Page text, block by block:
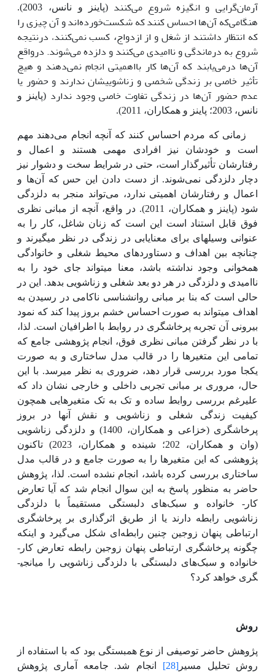
آرمان‌گرایی و انگیزه شروع می‌کنند (پاینز و نانس، 2003).
هنگامی‌که آن‌ها احساس کنند که شکست‌خورده‌اند و آن چیزی را
که انتظار داشتند از شغل و از ازدواج، کسب نمی‌کنند، درنتیجه
شروع به درماندگی و ناامیدی می‌کنند و دلزده می‌شوند. درواقع
آن‌ها درمی‌یابند که آن‌ها کار بااهمیتی انجام نمی‌دهند و هیچ
تأثیر خاصی بر زندگی شخصی و زناشویی­شان ندارند و حضور یا
عدم حضور آن‌ها در زندگی تفاوت خاصی وجود ندارد (پاینز و
نانس، 2003؛ پاینز و همکاران، 2011).
زمانی که مردم احساس کنند که آنچه انجام می‌دهند مهم
است
و خودشان نیز افرادی مهمی هستند و اعمال و
رفتارشان تأثیرگذار است، حتی در شرایط سخت و دشوار نیز
دچار دلزدگی نمی‌شوند. از دست دادن این حس که آن‌ها و
اعمال و رفتارشان اهمیتی ندارد، می‌تواند منجر به دلزدگی
شود (پاینز و همکاران، 2011).
در واقع، آنچه از مبانی نظری
فوق قابل استناد است این است که زنان شاغل، کار را به
عنوانی وسیله­ای برای معنایابی در زندگی در نظر می­گیرند و
چنانچه بین اهداف و دستاوردهای محیط شغلی و خانوادگی
همخوانی وجود نداشته باشد، معنا می­تواند جای خود را به
ناامیدی و دلزدگی در هر دو بعد شغلی و زناشویی بدهد. این در
حالی است که بنا بر مبانی روانشناسی ناکامی در رسیدن به
اهداف می­تواند به صورت احساس خشم بروز پیدا کند که نمود
بیرونی آن تجربه پرخاشگری در روابط با اطرافیان است. لذا،
با در نظر گرفتن مبانی نظری فوق، انجام پژوهشی جامع که
تمامی این متغیرها را در قالب مدل ساختاری و به صورت
یکجا مورد بررسی قرار دهد، ضروری به نظر می­رسد. با این
حال، مروری بر مبانی تجربی داخلی و خارجی نشان داد که
علی­رغم بررسی روابط ساده و تک به تک متغیرهایی همچون
کیفیت زندگی شغلی و زناشویی و نقش آنها در بروز
پرخاشگری (خزاعی و همکاران، 1400) و دلزدگی زناشویی
(وان و همکاران، 202؛ شینده و همکاران، 2023) تاکنون
پژوهشی که این متغیرها را به صورت جامع و در قالب مدل
ساختاری بررسی کرده باشد، انجام نشده است. لذا، پژوهش
حاضر به منظور پاسخ به این سوال انجام شد که آیا تعارض
کار- خانواده و سبک‌های دلبستگی مستقیماً با دلزدگی
زناشویی رابطه دارند یا از طریق اثرگذاری بر پرخاشگری
ارتباطی پنهان زوجین چنین رابطه‌ای شکل می‌گیرد و اینکه
چگونه پرخاشگری ارتباطی پنهان زوجین رابطه تعارض کار-
خانواده و سبک‌های دلبستگی با دلزدگی زناشویی را میانجی­
گری خواهد کرد؟
روش
پژوهش حاضر توصیفی از نوع همبستگی بود که با استفاده از
روش تحلیل مسیر[28] انجام شد.
جامعه آماری پژوهش